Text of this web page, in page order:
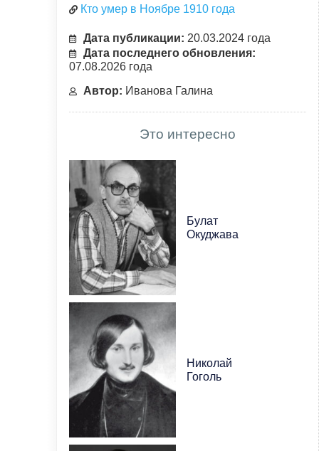
Кто умер в Ноябре 1910 года
Дата публикации: 20.03.2024 года
Дата последнего обновления:
07.08.2026 года
Автор: Иванова Галина
Это интересно
Булат
Окуджава
Николай
Гоголь